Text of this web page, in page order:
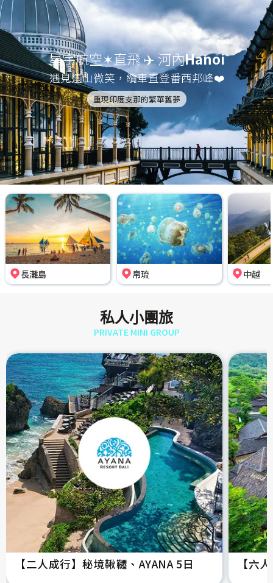
星宇航空✶直飛 ✈️ 河內Hanoi
遇見遠山微笑，纜車直登番西邦峰❤️
重現印度支那的繁華舊夢
長灘島 帛琉 中越
私人小團旅
PRIVATE MINI GROUP
【二人成行】秘境鞦韆、AYANA 5日 【六